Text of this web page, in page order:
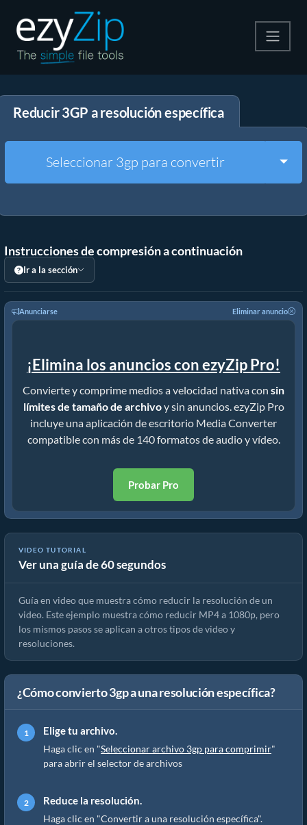
Descomprime
Otras herramientas
Reducir 3GP a resolución específica
Seleccionar 3gp para convertir
Instrucciones de compresión a continuación
Ir a la sección
Anunciarse Eliminar anuncio
¡Elimina los anuncios con ezyZip Pro!
Convierte y comprime medios a velocidad nativa con sin
límites de tamaño de archivoy sin anuncios. ezyZip Pro
incluye una aplicación de escritorio Media Converter
compatible con más de 140 formatos de audio y vídeo.
Probar Pro
VIDEO TUTORIAL
Ver una guía de 60 segundos
Cómo reducir la resolución de 3gp (Guía sencilla)
Guía en video que muestra cómo reducir la resolución de un
video. Este ejemplo muestra cómo reducir MP4 a 1080p, pero
los mismos pasos se aplican a otros tipos de video y
resoluciones.
¿Cómo convierto 3gp a una resolución específica?
Elige tu archivo.
Haga clic en "Seleccionar archivo 3gp para comprimir"
para abrir el selector de archivos
Reduce la resolución.
Haga clic en "Convertir a una resolución específica".